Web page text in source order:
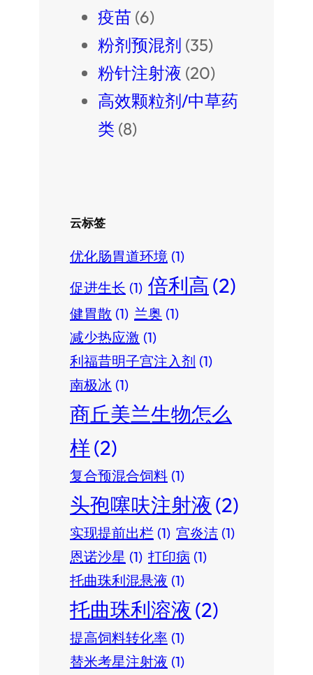
疫苗 (6)
粉剂预混剂 (35)
粉针注射液 (20)
高效颗粒剂/中草药
类 (8)
云标签
优化肠胃道环境 (1)
促进生长 (1) 倍利高(2)
健胃散 (1) 兰奥 (1)
减少热应激 (1)
利福昔明子宫注入剂 (1)
南极冰 (1)
商丘美兰生物怎么
样(2)
复合预混合饲料 (1)
头孢噻呋注射液 (2)
实现提前出栏 (1) 宫炎洁 (1)
恩诺沙星 (1) 打印病 (1)
托曲珠利混悬液 (1)
托曲珠利溶液 (2)
提高饲料转化率 (1)
替米考星注射液 (1)